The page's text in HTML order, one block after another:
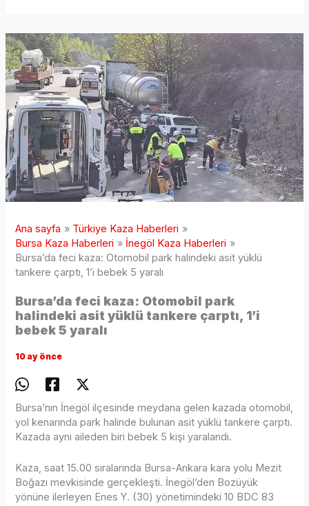
Ana sayfa
Türkiye Kaza Haberleri
Bursa Kaza Haberleri
İnegöl Kaza Haberleri
Bursa’da feci kaza: Otomobil park halindeki asit yüklü
tankere çarptı, 1’i bebek 5 yaralı
Bursa’da feci kaza: Otomobil park
halindeki asit yüklü tankere çarptı, 1’i
bebek 5 yaralı
10 ay önce
Bursa’nın İnegöl ilçesinde meydana gelen kazada otomobil,
yol kenarında park halinde bulunan asit yüklü tankere çarptı.
Kazada aynı aileden biri bebek 5 kişi yaralandı.
Kaza, saat 15.00 sıralarında Bursa-Ankara kara yolu Mezit
Boğazı mevkisinde gerçekleşti. İnegöl’den Bozüyük
yönüne ilerleyen Enes Y. (30) yönetimindeki 10 BDC 83